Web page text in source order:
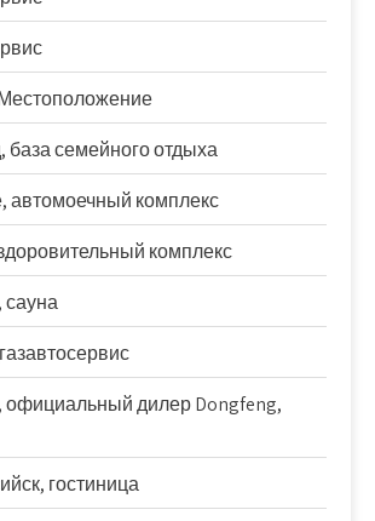
база семейного отдыха
автомоечный комплекс
комплекс
сауна
официальный дилер Dongfeng,
гостиница